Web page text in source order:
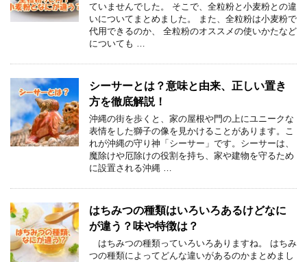
ていませんでした。 そこで、全粒粉と小麦粉との違
いについてまとめました。 また、全粒粉は小麦粉で
代用できるのか、 全粒粉のオススメの使いかたなど
についても …
シーサーとは？意味と由来、正しい置き
方を徹底解説！
沖縄の街を歩くと、家の屋根や門の上にユニークな
表情をした獅子の像を見かけることがあります。こ
れが沖縄の守り神「シーサー」です。シーサーは、
魔除けや厄除けの役割を持ち、家や建物を守るため
に設置される沖縄 …
はちみつの種類はいろいろあるけどなに
が違う？味や特徴は？
はちみつの種類っていろいろありますね。 はちみ
つの種類によってどんな違いがあるのかまとめまし